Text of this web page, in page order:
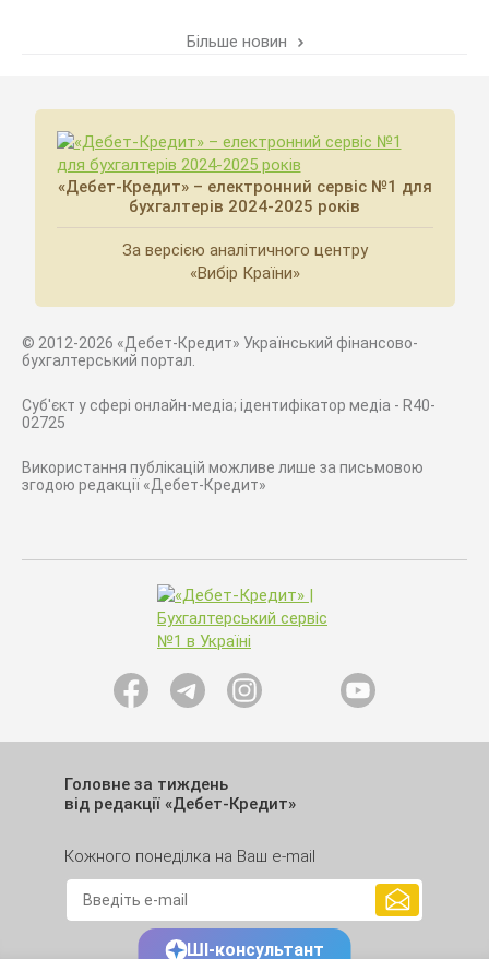
Більше новин
«Дебет-Кредит» – електронний сервіс №1 для
бухгалтерів 2024-2025 років
За версією аналітичного центру
«Вибір Країни»
© 2012-2026 «Дебет-Кредит» Український фінансово-
бухгалтерський портал.
Суб'єкт у сфері онлайн-медіа; ідентифікатор медіа - R40-
02725
Використання публікацій можливе лише за письмовою
згодою редакції «Дебет-Кредит»
Головне за тиждень
від редакції «Дебет-Кредит»
Кожного понеділка на Ваш e-mail
ШІ-консультант